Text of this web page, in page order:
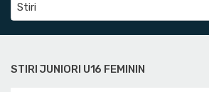
Stiri
STIRI JUNIORI U16 FEMININ